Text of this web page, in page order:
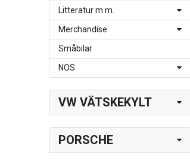
Litteratur m.m.
Merchandise
Småbilar
NOS
VW VÄTSKEKYLT
PORSCHE